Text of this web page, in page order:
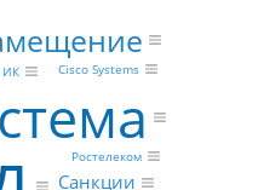
Санкции
Ростелеком
Cisco Systems
ИК